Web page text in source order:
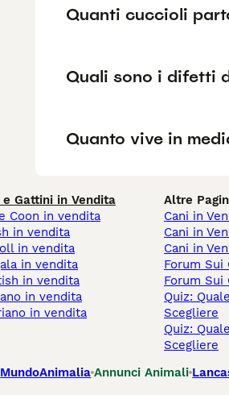
Quanti cuccioli
Quali sono i difetti
Quanto vive in
e Gattini in Vendita
Coon in vendita
in vendita
in vendita
in vendita
in vendita
in vendita
in vendita
Altre
Cani in
Cani in
Cani in
Forum Sui
Forum Sui
Quiz:
Scegliere
Quiz:
Scegliere
MundoAnimalia Annunci Animali